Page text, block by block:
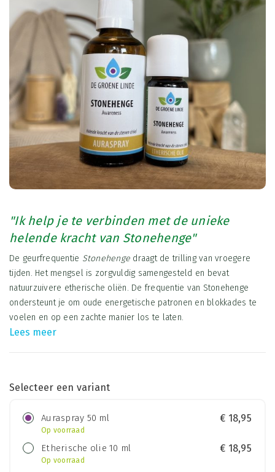
"Ik help je te verbinden met de unieke
helende kracht van Stonehenge"
De geurfrequentie Stonehenge draagt de trilling van vroegere
tijden. Het mengsel is zorgvuldig samengesteld en bevat
natuurzuivere etherische oliën. De frequentie van Stonehenge
ondersteunt je om oude energetische patronen en blokkades te
voelen en op een zachte manier los te laten.
Lees meer
Selecteer een variant
Auraspray 50 ml
Op voorraad
€ 18,95
Etherische olie 10 ml
Op voorraad
€ 18,95